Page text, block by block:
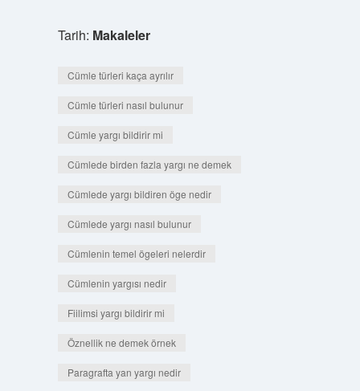
Tarih: Makaleler
Cümle türleri kaça ayrılır
Cümle türleri nasıl bulunur
Cümle yargı bildirir mi
Cümlede birden fazla yargı ne demek
Cümlede yargı bildiren öge nedir
Cümlede yargı nasıl bulunur
Cümlenin temel ögeleri nelerdir
Cümlenin yargısı nedir
Fiilimsi yargı bildirir mi
Öznellik ne demek örnek
Paragrafta yan yargı nedir